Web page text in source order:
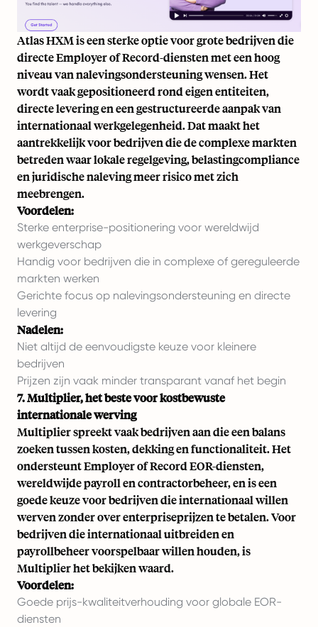
Atlas HXM is een sterke optie voor grote bedrijven die
directe Employer of Record-diensten met een hoog
niveau van nalevingsondersteuning wensen. Het
wordt vaak gepositioneerd rond eigen entiteiten,
directe levering en een gestructureerde aanpak van
internationaal werkgelegenheid. Dat maakt het
aantrekkelijk voor bedrijven die de complexe markten
betreden waar lokale regelgeving, belastingcompliance
en juridische naleving meer risico met zich
meebrengen.
Voordelen:
Sterke enterprise-positionering voor wereldwijd
werkgeverschap
Handig voor bedrijven die in complexe of gereguleerde
markten werken
Gerichte focus op nalevingsondersteuning en directe
levering
Nadelen:
Niet altijd de eenvoudigste keuze voor kleinere
bedrijven
Prijzen zijn vaak minder transparant vanaf het begin
7. Multiplier, het beste voor kostbewuste
internationale werving
Multiplier spreekt vaak bedrijven aan die een balans
zoeken tussen kosten, dekking en functionaliteit. Het
ondersteunt Employer of Record EOR-diensten,
wereldwijde payroll en contractorbeheer, en is een
goede keuze voor bedrijven die internationaal willen
werven zonder over enterpriseprijzen te betalen. Voor
bedrijven die internationaal uitbreiden en
payrollbeheer voorspelbaar willen houden, is
Multiplier het bekijken waard.
Voordelen:
Goede prijs-kwaliteitverhouding voor globale EOR-
diensten